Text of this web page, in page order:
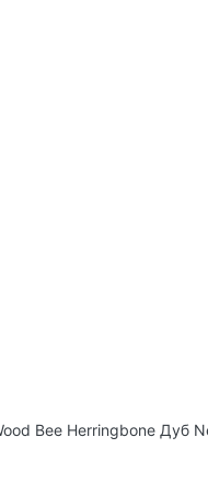
Bee Herringbone Дуб